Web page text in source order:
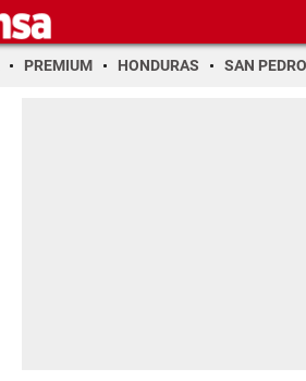
PREMIUM HONDURAS SAN PEDRO